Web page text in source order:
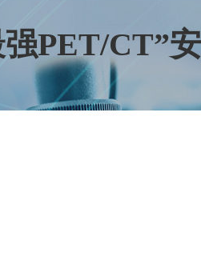
PET/CT”